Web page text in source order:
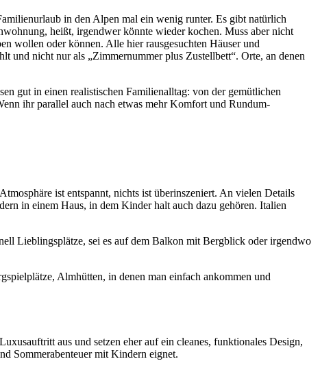
in den Alpen mal ein wenig runter. Es gibt natürlich
heißt, irgendwer könnte wieder kochen. Muss aber nicht
wollen oder können. Alle hier rausgesuchten Häuser und
und nicht nur als „Zimmernummer plus Zustellbett“. Orte, an denen
gut in einen realistischen Familienalltag: von der gemütlichen
ihr parallel auch nach etwas mehr Komfort und Rundum-
ist entspannt, nichts ist überinszeniert. An vielen Details
in einem Haus, in dem Kinder halt auch dazu gehören. Italien
Lieblingsplätze, sei es auf dem Balkon mit Bergblick oder irgendwo
Almhütten, in denen man einfach ankommen und
aus und setzen eher auf ein cleanes, funktionales Design,
Sommerabenteuer mit Kindern eignet.